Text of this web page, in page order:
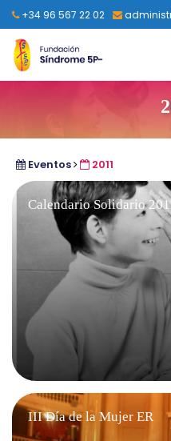
+34 96 567 22 02
Eventos 2011
Calendario Solidario
III Día de la Mujer ER